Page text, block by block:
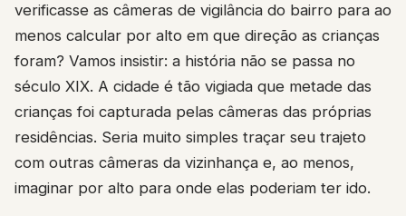
verificasse as câmeras de vigilância do bairro para ao
menos calcular por alto em que direção as crianças
foram? Vamos insistir: a história não se passa no
século XIX. A cidade é tão vigiada que metade das
crianças foi capturada pelas câmeras das próprias
residências. Seria muito simples traçar seu trajeto
com outras câmeras da vizinhança e, ao menos,
imaginar por alto para onde elas poderiam ter ido.